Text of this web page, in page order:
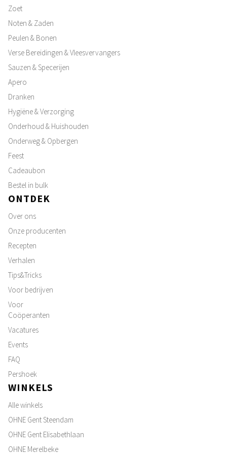
Zoet
Noten & Zaden
Peulen & Bonen
Verse Bereidingen & Vleesvervangers
Sauzen & Specerijen
Apero
Dranken
Hygiëne & Verzorging
Onderhoud & Huishouden
Onderweg & Opbergen
Feest
Cadeaubon
Bestel in bulk
ONTDEK
Over ons
Onze producenten
Recepten
Verhalen
Tips&Tricks
Voor bedrijven
Voor
Coöperanten
Vacatures
Events
FAQ
Pershoek
WINKELS
Alle winkels
OHNE Gent Steendam
OHNE Gent Elisabethlaan
OHNE Merelbeke